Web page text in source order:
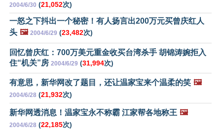
2004/6/30 (21,052次)
一怒之下抖出一个秘密！有人扬言出200万元买曾庆红人
头 🖼️ 2004/6/29 (23,482次)
回忆曾庆红：700万美元重金收买台湾杀手 胡锦涛婉拒入
住“机关”房 2004/6/29 (31,994次)
有意思，新华网改了题目，还让温家宝来个温柔的笑 🖼️
2004/6/28 (21,932次)
新华网透消息！温家宝永不称霸 江家帮各地称王 🖼️
2004/6/28 (22,185次)